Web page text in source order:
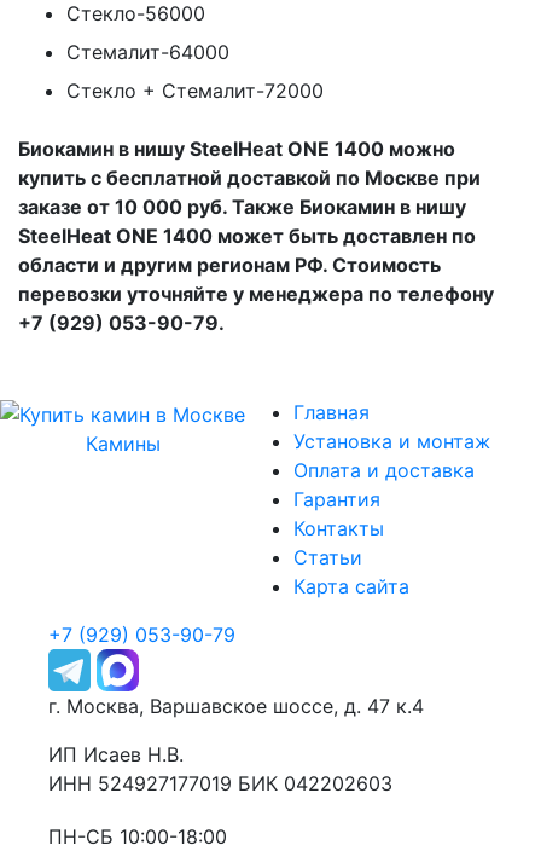
Стекло-56000
Стемалит-64000
Стекло + Стемалит-72000
Биокамин в нишу SteelHeat ONE 1400 можно
купить с бесплатной доставкой по Москве при
заказе от 10 000 руб. Также Биокамин в нишу
SteelHeat ONE 1400 может быть доставлен по
области и другим регионам РФ. Стоимость
перевозки уточняйте у менеджера по телефону
+7 (929) 053-90-79.
Камины
Главная
Установка и монтаж
Оплата и доставка
Гарантия
Контакты
Статьи
Карта сайта
+7 (929) 053-90-79
г. Москва, Варшавское шоссе, д. 47 к.4
ИП Исаев Н.В.
ИНН 524927177019 БИК 042202603
ПН-СБ 10:00-18:00